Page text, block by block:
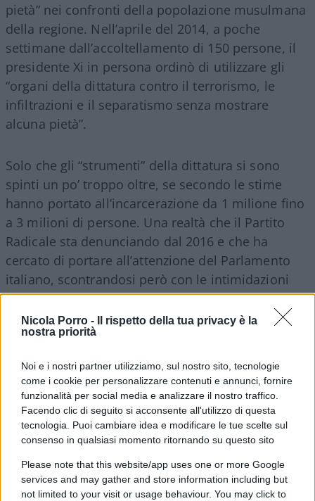
Nicola Porro -
Il rispetto della tua privacy è la
nostra priorità
Noi e i nostri partner utilizziamo, sul nostro sito, tecnologie
come i cookie per personalizzare contenuti e annunci, fornire
funzionalità per social media e analizzare il nostro traffico.
Facendo clic di seguito si acconsente all'utilizzo di questa
tecnologia. Puoi cambiare idea e modificare le tue scelte sul
consenso in qualsiasi momento ritornando su questo sito
Please note that this website/app uses one or more Google
services and may gather and store information including but
not limited to your visit or usage behaviour. You may click to
pietà” nei confronti della popolazione musulmana
della regione. Nell’aprile del 2014, a poche
settimane dall’accoltellamento di 150 persone, il
presidente Xi in persona ordinò di utilizzare gli
“organi della dittatura contro il terrorismo, le
infiltrazioni e il separatismo senza mostrare
alcuna pietà”.
Solo che gli “strumenti” della dittatura si sono
spinti un po’ troppo oltre, se secondo le stime
hanno portato all’incarcerazione da 1 milione fino
a 3 milioni di persone. Una realtà che il Partito
Radicale sta denunciando dal 2016 e che ha
cercato di portare all’attenzione del Parlamento
italiano, scontrandosi però con le intimidazioni
cinesi che portarono l’allora presidenza del Senato
(Pietro Grasso) a vietare l’ingresso a Palazzo
Madama al presidente del Congresso mondiale
senatore Luigi Compagna, un rappresentante
eletto dal popolo italiano.
Con tempismo perfetto, il blog di Beppe Grillo
pubblicandoXinjiang: “Nuova Frontiera”, un’analisi
di Fabio Massimo Parenti, professore associato